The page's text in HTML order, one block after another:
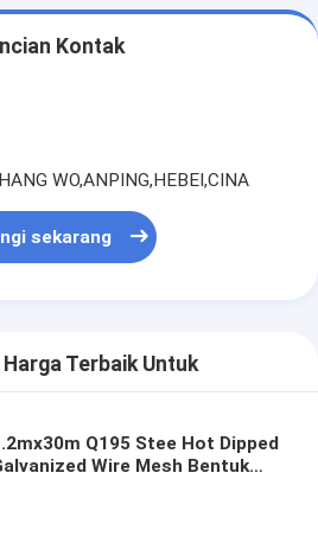
Kontak
WO,ANPING,HEBEI,CINA
sekarang
Terbaik Untuk
Q195 Stee Hot Dipped
Wire Mesh Bentuk